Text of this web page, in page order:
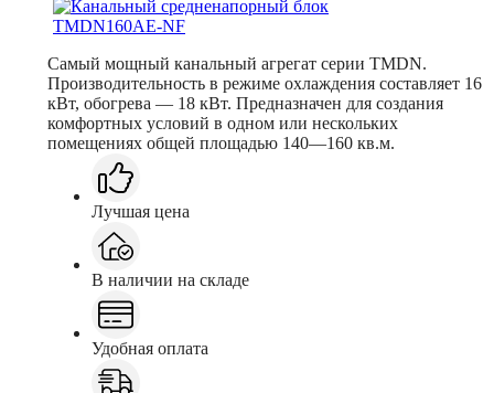
Самый мощный канальный агрегат серии TMDN.
Производительность в режиме охлаждения составляет 16
кВт, обогрева — 18 кВт. Предназначен для создания
комфортных условий в одном или нескольких
помещениях общей площадью 140—160 кв.м.
Лучшая цена
В наличии на складе
Удобная оплата